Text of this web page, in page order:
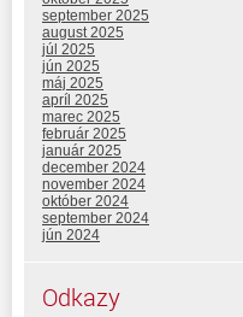
september 2025
august 2025
júl 2025
jún 2025
máj 2025
apríl 2025
marec 2025
február 2025
január 2025
december 2024
november 2024
október 2024
september 2024
jún 2024
Odkazy